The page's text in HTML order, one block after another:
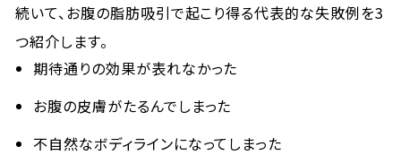
続いて、お腹の脂肪吸引で起こり得る代表的な失敗例を3
つ紹介します。
期待通りの効果が表れなかった
お腹の皮膚がたるんでしまった
不自然なボディラインになってしまった